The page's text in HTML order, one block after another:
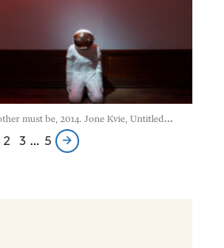
must be, 2014. Jone Kvie, Untitled
Béranger © Nobel Prize Outreach
Page
2 Page
3 … Page
5
Next